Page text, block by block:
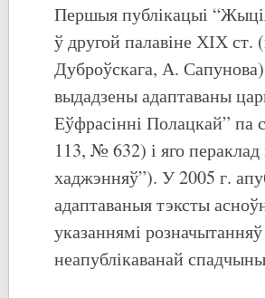
Першыя публікацыі
ў другой палавіне ХІХ
Дуброўскага, А.
выдадзены адаптаваны
Еўфрасінні Полацкай”
113, № 632) і яго
хаджэнняў”). У 2005 г.
адаптаваныя тэксты
указаннямі
неапублікаванай